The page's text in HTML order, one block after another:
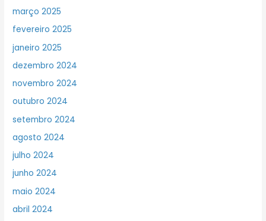
março 2025
fevereiro 2025
janeiro 2025
dezembro 2024
novembro 2024
outubro 2024
setembro 2024
agosto 2024
julho 2024
junho 2024
maio 2024
abril 2024